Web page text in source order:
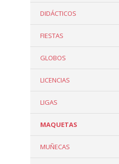
DIDÁCTICOS
FIESTAS
GLOBOS
LICENCIAS
LIGAS
MAQUETAS
MUÑECAS